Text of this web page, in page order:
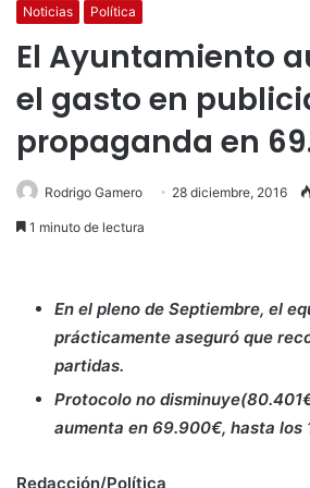
Noticias Política
El Ayuntamiento
el gasto en
propaganda en
Rodrigo Gamero 28 diciembre, 2016
1 minuto de lectura
En el pleno de Septiembre, el
prácticamente aseguró que
partidas.
Protocolo no
aumenta en 69.900€, hasta los
Redacción/Política